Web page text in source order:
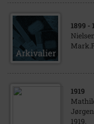
1899 -
1919
1919.